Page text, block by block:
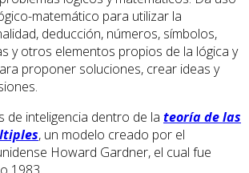
matemático para utilizar la
deducción, números, símbolos,
y otros elementos propios de la lógica y
proponer soluciones, crear ideas y
de inteligencia dentro de la teoría de las
, un modelo creado por el
Howard Gardner, el cual fue